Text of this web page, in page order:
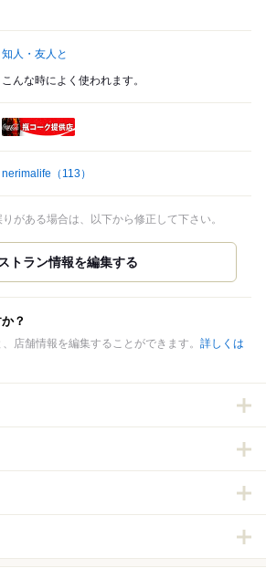
知人・友人と
こんな時によく使われます。
nerimalife （113）
がある場合は、以下から修正して下さい。
？
店舗情報を編集することができます。 詳しくは